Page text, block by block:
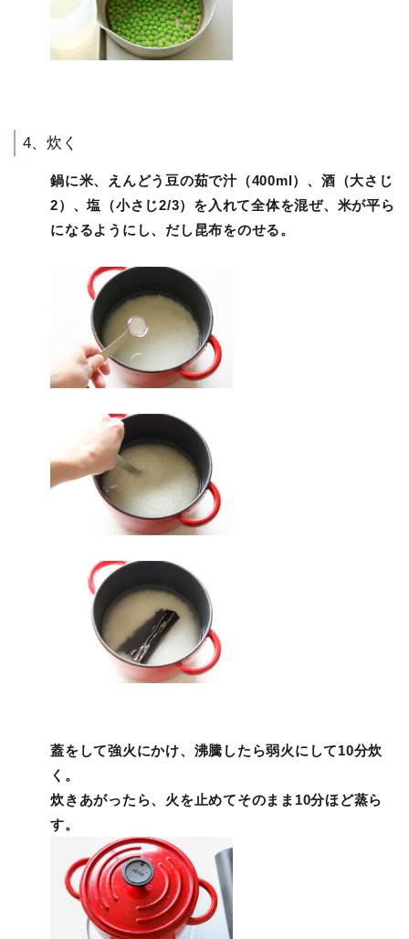
4、炊く
鍋に米、えんどう豆の茹で汁（400ml）、酒（大さじ
2）、塩（小さじ2/3）を入れて全体を混ぜ、米が平ら
になるようにし、だし昆布をのせる。
蓋をして強火にかけ、沸騰したら弱火にして10分炊
く。
炊きあがったら、火を止めてそのまま10分ほど蒸ら
す。